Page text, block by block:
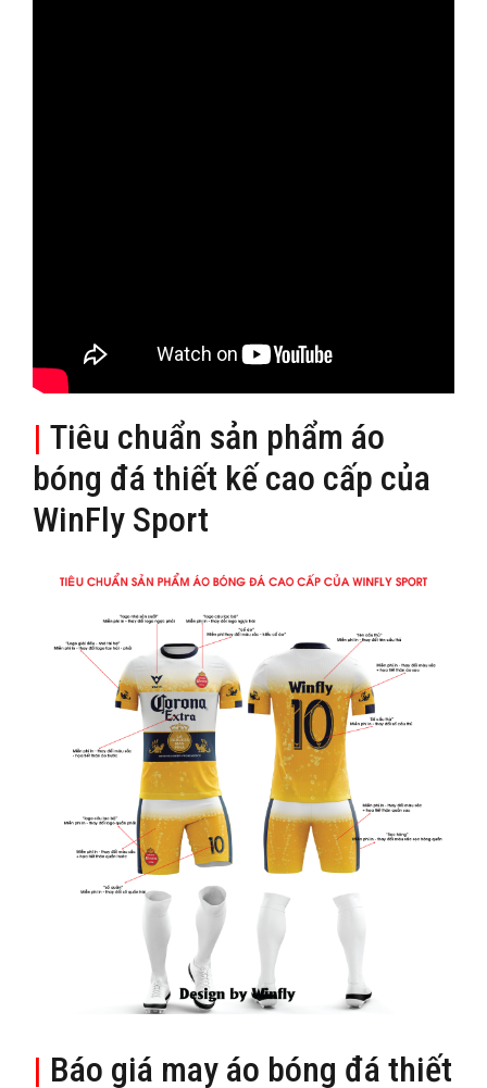
| Tiêu chuẩn sản phẩm áo
bóng đá thiết kế cao cấp của
WinFly Sport
| Báo giá may áo bóng đá thiết